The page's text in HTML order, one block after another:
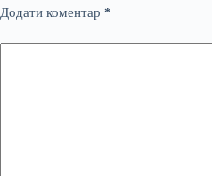
Додати коментар *